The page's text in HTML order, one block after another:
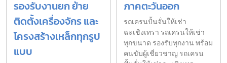
รองรับงานยก ย้าย
ติดตั้งเครื่องจักร และ
โครงสร้างเหล็กทุกรูป
แบบ
ภาคตะวันออก
รถเครนปั้นจั่นให้เช่า
ฉะเชิงเทรา รถเครนให้เช่า
ทุกขนาด รองรับทุกงาน พร้อม
คนขับผู้เชี่ยวชาญ รถเครน